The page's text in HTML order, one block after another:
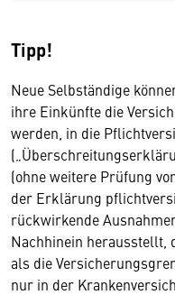
Tipp!
Neue Selbständige
ihre Einkünfte die
werden, in die
(ohne weitere Prüfung
der Erklärung
rückwirkende
Nachhinein herausstellt,
als die
nur in der